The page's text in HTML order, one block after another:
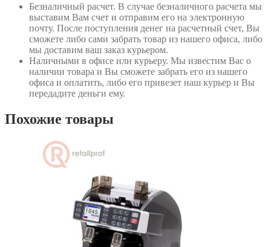
Безналичный расчет. В случае безналичного расчета мы
выставим Вам счет и отправим его на электронную
почту. После поступления денег на расчетный счет, Вы
сможете либо сами забрать товар из нашего офиса, либо
мы доставим ваш заказ курьером.
Наличными в офисе или курьеру. Мы известим Вас о
наличии товара и Вы сможете забрать его из нашего
офиса и оплатить, либо его привезет наш курьер и Вы
передадите деньги ему.
Похожие товары